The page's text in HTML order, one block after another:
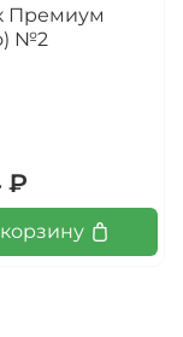
Премиум
№2
₽